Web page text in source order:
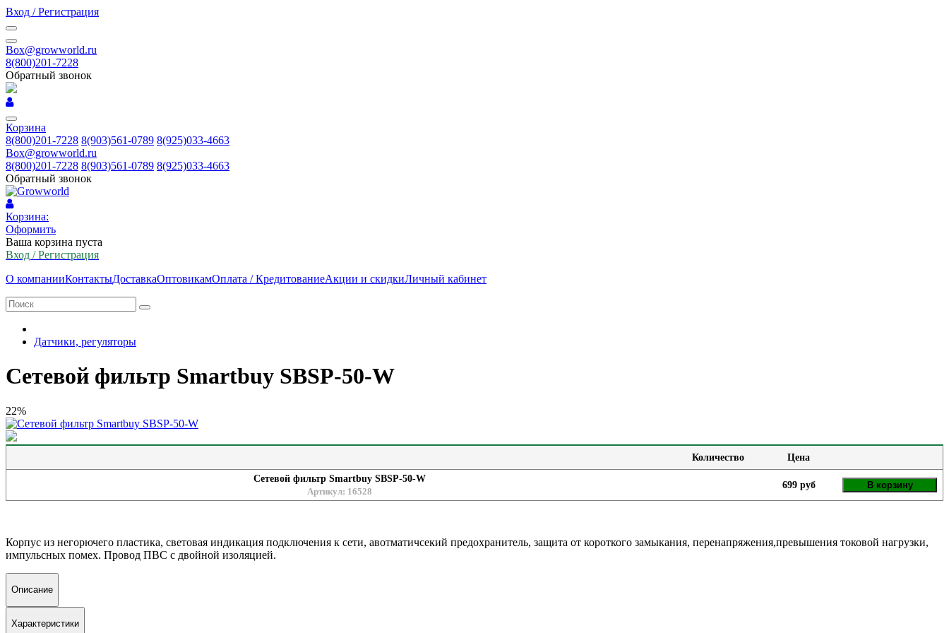
Вход / Регистрация
Box@growworld.ru
8(800)201-7228
Обратный звонок
Корзина
8(800)201-7228 8(903)561-0789 8(925)033-4663
Box@growworld.ru
8(800)201-7228 8(903)561-0789 8(925)033-4663
Обратный звонок
Корзина:
Оформить
Ваша корзина пуста
Вход / Регистрация
О компанииКонтактыДоставкаОптовикамОплата / КредитованиеАкции и скидкиЛичный кабинет
Датчики, регуляторы
Сетевой фильтр Smartbuy SBSP-50-W
22%
Количество
Цена
Сетевой фильтр Smartbuy SBSP-50-W
Артикул: 16528
699 руб В корзину
Корпус из негорючего пластика, световая индикация подключения к сети, авотматичсекий предохранитель, защита от короткого замыкания, перенапряжения,превышения токовой нагрузки,
импульсных помех. Провод ПВС с двойной изоляцией.
Описание
Характеристики